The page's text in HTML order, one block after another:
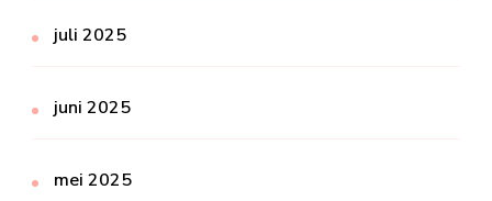
juli 2025
juni 2025
mei 2025